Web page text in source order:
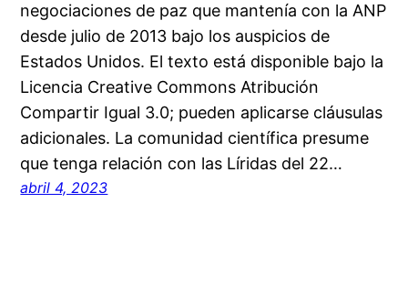
negociaciones de paz que mantenía con la ANP
desde julio de 2013 bajo los auspicios de
Estados Unidos. El texto está disponible bajo la
Licencia Creative Commons Atribución
Compartir Igual 3.0; pueden aplicarse cláusulas
adicionales. La comunidad científica presume
que tenga relación con las Líridas del 22…
abril 4, 2023